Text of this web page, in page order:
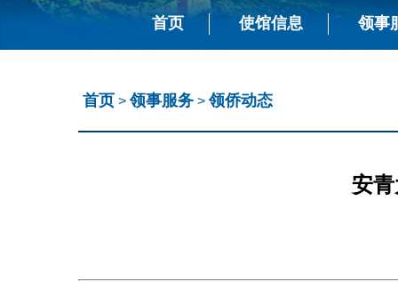
首页 使馆信息 领事
首页 >领事服务 >领侨动态
安